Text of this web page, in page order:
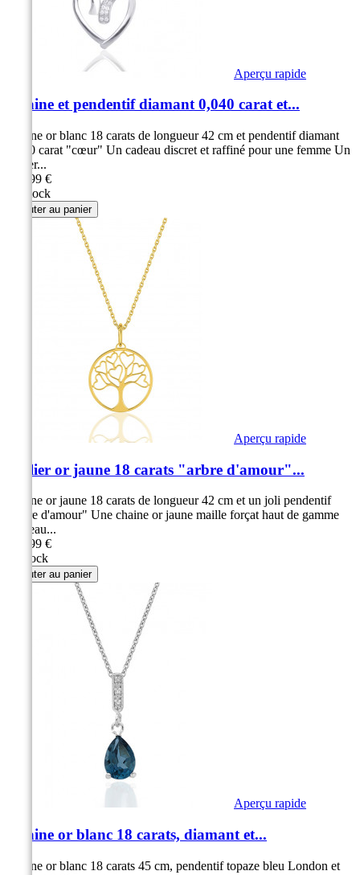
Aperçu rapide
Chaine et pendentif diamant 0,040 carat et...
Chaine or blanc 18 carats de longueur 42 cm et pendentif diamant
0,040 carat "cœur" Un cadeau discret et raffiné pour une femme Un
collier...
399,99 €
En stock
Ajouter au panier
Aperçu rapide
Collier or jaune 18 carats "arbre d'amour"...
Chaine or jaune 18 carats de longueur 42 cm et un joli pendentif
"arbre d'amour" Une chaine or jaune maille forçat haut de gamme
Anneau...
399,99 €
en stock
Ajouter au panier
Aperçu rapide
Chaine or blanc 18 carats, diamant et...
Chaine or blanc 18 carats 45 cm, pendentif topaze bleu London et